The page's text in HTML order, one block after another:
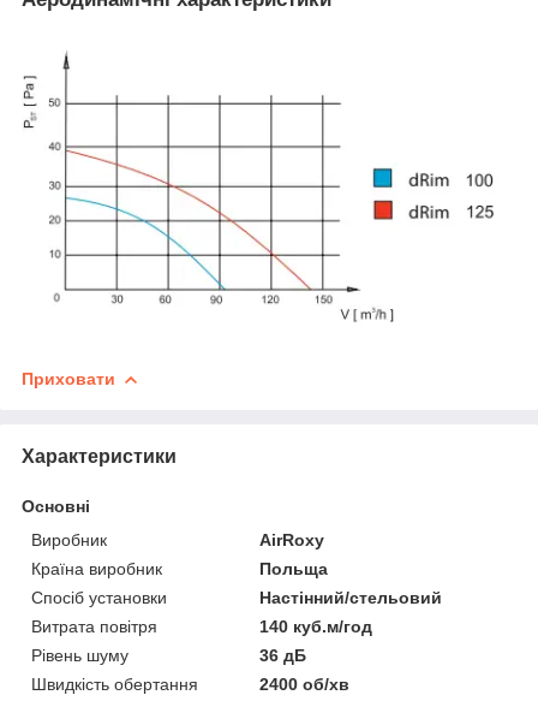
Приховати
Характеристики
Основні
Виробник
AirRoxy
Країна виробник
Польща
Спосіб установки
Настінний/стельовий
Витрата повітря
140 куб.м/год
Рівень шуму
36 дБ
Швидкість обертання
2400 об/хв